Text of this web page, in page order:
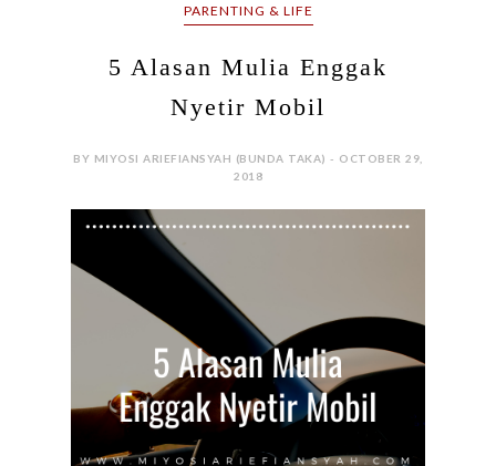
PARENTING & LIFE
5 Alasan Mulia Enggak
Nyetir Mobil
BY MIYOSI ARIEFIANSYAH (BUNDA TAKA) - OCTOBER 29,
2018